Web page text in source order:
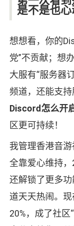
是不是也心
想想看，你的
党”不贡献；想
大服有“服务器
频道，还能支持
Discord怎么开
区更可持续！
我管理香港音
全靠爱心维持，
还解锁了更多功
道天天热闹。
20%，成了社区